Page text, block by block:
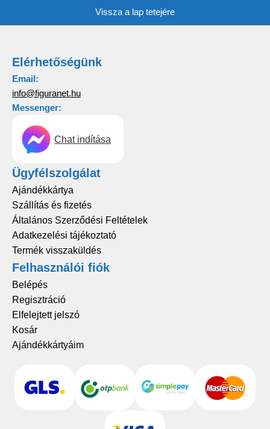
Vissza a lap tetejére
Elérhetőségünk
Email:
info@figuranet.hu
Messenger:
Chat indítása
Ügyfélszolgálat
Ajándékkártya
Szállítás és fizetés
Általános Szerződési Feltételek
Adatkezelési tájékoztató
Termék visszaküldés
Felhasználói fiók
Belépés
Regisztráció
Elfelejtett jelszó
Kosár
Ajándékkártyáim